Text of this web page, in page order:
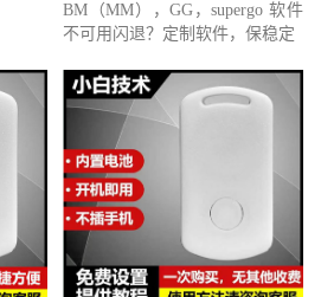
BM（MM），GG，supergo 软件
不可用闪退？定制软件，保稳定